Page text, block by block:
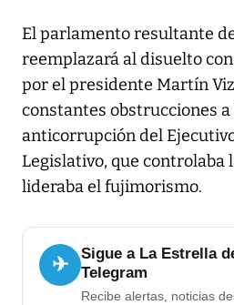
El parlamento resultante
reemplazará al disuelto
por el presidente Martín
constantes obstrucciones
anticorrupción del
Legislativo, que controlaba
lideraba el fujimorismo.
✈
Sigue a La Estrella
Telegram
Recibe alertas, noticias